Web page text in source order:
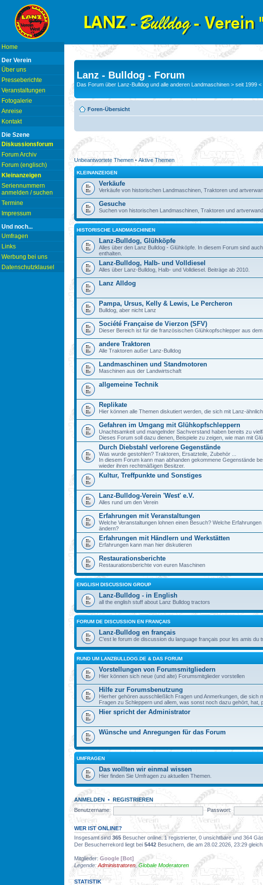
Home
Der Verein
Über uns
Presseberichte
Veranstaltungen
Fotogalerie
Anreise
Kontakt
Die Szene
Diskussionsforum
Forum Archiv
Forum (englisch)
Kleinanzeigen
Seriennummern
anmelden / suchen
Termine
Impressum
Und noch...
Umfragen
Links
Werbung bei uns
Datenschutzklausel
Lanz - Bulldog - Forum
Das Forum über Lanz-Bulldog und alle anderen Landmaschinen > seit 1999
Foren-Übersicht
Unbeantwortete Themen• Aktive Themen
KLEINANZEIGEN
Verkäufe
Verkäufe von historischen Landmaschinen, Traktoren und
Gesuche
Suchen von historischen Landmaschinen, Traktoren und
HISTORISCHE LANDMASCHINEN
Lanz-Bulldog, Glühköpfe
Alles über den Lanz Bulldog - Glühköpfe. In diesem Forum sind
enthalten.
Lanz-Bulldog, Halb- und Volldiesel
Alles über Lanz-Bulldog, Halb- und Volldiesel. Beiträge ab 2010.
Lanz Alldog
Pampa, Ursus, Kelly & Lewis, Le Percheron
Bulldog, aber nicht Lanz
Société Française de Vierzon (SFV)
Dieser Bereich ist für die französischen Glühkopfschlepper aus
andere Traktoren
Alle Traktoren außer Lanz-Bulldog
Landmaschinen und Standmotoren
Maschinen aus der Landwirtschaft
allgemeine Technik
Replikate
Hier können alle Themen diskutiert werden, die sich mit Lanz-
Gefahren im Umgang mit Glühkopfschleppern
Unachtsamkeit und mangelnder Sachverstand haben bereits zu
Dieses Forum soll dazu dienen, Beispiele zu zeigen, wie man mit
Durch Diebstahl verlorene Gegenstände
Was wurde gestohlen? Traktoren, Ersatzteile, Zubehör ...
In diesem Forum kann man abhanden gekommene Gegenstände
wieder ihren rechtmäßigen Besitzer.
Kultur, Treffpunkte und Sonstiges
Lanz-Bulldog-Verein 'West' e.V.
Alles rund um den Verein
Erfahrungen mit Veranstaltungen
Welche Veranstaltungen lohnen einen Besuch? Welche
ändern?
Erfahrungen mit Händlern und Werkstätten
Erfahrungen kann man hier diskutieren
Restaurationsberichte
Restaurationsberichte von euren Maschinen
ENGLISH DISCUSSION GROUP
Lanz-Bulldog - in English
all the english stuff about Lanz Bulldog tractors
FORUM DE DISCUSSION EN FRANÇAIS
Lanz-Bulldog en français
C'est le forum de discussion du language français pour les amis du
RUND UM LANZBULLDOG.DE & DAS FORUM
Vorstellungen von Forumsmitgliedern
Hier können sich neue (und alte) Forumsmitglieder vorstellen
Hilfe zur Forumsbenutzung
Hierher gehören ausschließlich Fragen und Anmerkungen, die sich
Fragen zu Schleppern und allem, was sonst noch dazu gehört, hat,
Hier spricht der Administrator
Wünsche und Anregungen für das Forum
UMFRAGEN
Das wollten wir einmal wissen
Hier finden Sie Umfragen zu aktuellen Themen.
ANMELDEN • REGISTRIEREN
Benutzername:
Passwort:
WER IST ONLINE?
Insgesamt sind 365 Besucher online: 1 registrierter, 0 unsichtbare und 364
Der Besucherrekord liegt bei 5442 Besuchern, die am 28.02.2026, 23:29
Mitglieder: Google [Bot]
Legende: Administratoren ,Globale Moderatoren
STATISTIK